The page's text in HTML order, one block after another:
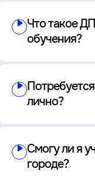
Что такое
обучения?
лично?
Смогу ли я
городе?